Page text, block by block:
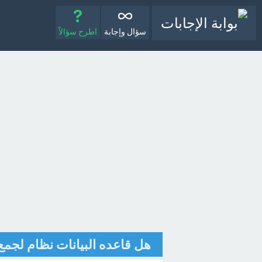
سؤال وإجابة اطرح سؤالاً
هل قاعده البيانات نظام